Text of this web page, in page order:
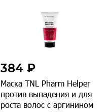
384 ₽
Маска TNL Pharm Helper
против выпадения и для
роста волос с аргинином